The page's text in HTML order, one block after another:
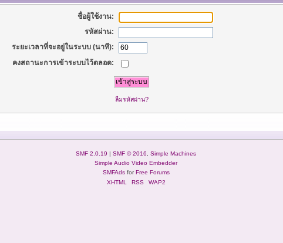
ชื่อผู้ใช้งาน:
รหัสผ่าน:
ระยะเวลาที่จะอยู่ในระบบ (นาที):
คงสถานะการเข้าระบบไว้ตลอด:
ลืมรหัสผ่าน?
SMF 2.0.19 | SMF © 2016
Simple Machines
Simple Audio Video Embedder
SMFAdsforFree Forums
XHTML
RSS WAP2